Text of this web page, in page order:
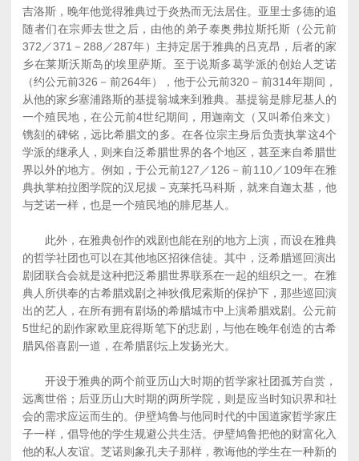
吉洛斯，晚年他觉得雅典过于炎热而无法居住。亚里士多德的追
随者们在宗师去世之后，由他的弟子泰奥弗拉斯托斯（公元前
372／371－288／287年）主持定居于雅典的吕克昂，后者的家
乡在莱斯沃斯岛的埃里萨斯。至于说斯多葛学派的创始人芝诺
（约公元前326－前264年），他于公元前320－前314年期间，
从他的家乡塞浦路斯的基提翁城来到雅典。基提翁是腓尼基人的
一个殖民地，在公元前4世纪期间，用迦南文（又叫希伯来文）
镌刻的碑铭，远比希腊文的多。在各位宗主身后负责执掌这4个
学派的继承人，则来自泛希腊世界的各个地区，甚至来自希腊世
界以外的地方。例如，于公元前127／126－前110／109年在雅
典执掌柏拉图学院的汉尼拔－克莱托马科斯，就来自迦太基，他
与芝诺一样，也是一个殖民地的腓尼基人。
此外，在雅典创作的戏剧也能在别的地方上演，而设在雅典
的哲学社团也可以在其他地区招徕信徒。其中，泛希腊巡回演出
剧团联合会就是这种把泛希腊世界联系在一起的组织之一。在雅
典人所供奉的古希腊戏剧之神狄俄尼索斯的保护下，那些巡回演
出的艺人，在所有拥有剧场的希腊城市中上演希腊戏剧。公元前
5世纪的剧作家欧里庇得斯笔下的悲剧，与他在晚年创造的古希
腊风俗喜剧一道，在希腊剧坛上发扬光大。
开设于雅典的两个前亚历山大时期的哲学家社团孤芳自赏，
远离世俗；后亚历山大时期的两所学院，则是应当时知识界和社
会的需求应运而生的。伊壁鸠鲁与他同时代的中国道家哲学家庄
子一样，倡导他的学生规避公共生活。伊壁鸠鲁把他的财富化入
他的私人友谊。芝诺则象孔夫子那样，教诲他的学生在一种新的